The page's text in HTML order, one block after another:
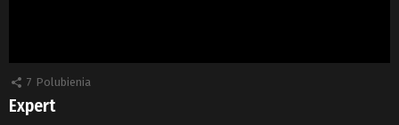
7 Polubienia
Expert